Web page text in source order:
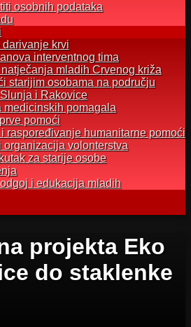
osobnih podataka
darivanje krvi
interventnog tima
mladih Crvenog križa
starijim osobama na području
i Rakovice
medicinskih pomagala
pomoći
raspoređivanje humanitarne pomoći
organizacija volonterstva
za starije osobe
i edukacija mladih
projekta Eko
do staklenke